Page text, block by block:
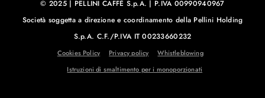
© 2025 | PELLINI CAFFÈ S.p.A. | P.IVA 00990940967
Società soggetta a direzione e coordinamento della Pellini Holding
S.p.A. C.F./P.IVA IT 00233660232
Cookies Policy Privacy policy
Whistleblowing
Istruzioni di smaltimento per i monoporzionati